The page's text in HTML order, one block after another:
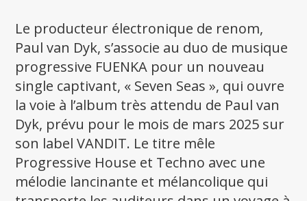
Le producteur électronique de renom,
Paul van Dyk, s’associe au duo de musique
progressive FUENKA pour un nouveau
single captivant, « Seven Seas », qui ouvre
la voie à l’album très attendu de Paul van
Dyk, prévu pour le mois de mars 2025 sur
son label VANDIT. Le titre mêle
Progressive House et Techno avec une
mélodie lancinante et mélancolique qui